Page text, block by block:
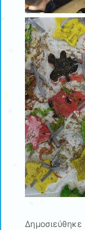
Δημοσιεύθηκε